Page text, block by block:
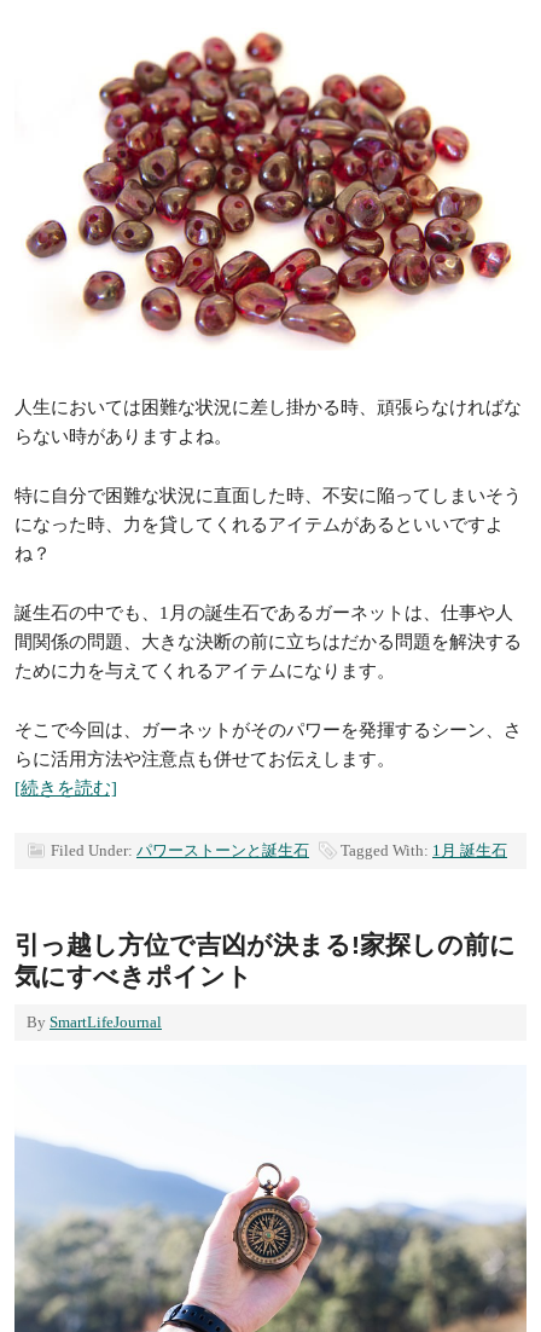
人生においては困難な状況に差し掛かる時、頑張らなければな
らない時がありますよね。
特に自分で困難な状況に直面した時、不安に陥ってしまいそう
になった時、力を貸してくれるアイテムがあるといいですよ
ね？
誕生石の中でも、1月の誕生石であるガーネットは、仕事や人
間関係の問題、大きな決断の前に立ちはだかる問題を解決する
ために力を与えてくれるアイテムになります。
そこで今回は、ガーネットがそのパワーを発揮するシーン、さ
らに活用方法や注意点も併せてお伝えします。
[続きを読む]
Filed Under: パワーストーンと誕生石 Tagged With: 1月 誕生石
引っ越し方位で吉凶が決まる!家探しの前に
気にすべきポイント
By SmartLifeJournal